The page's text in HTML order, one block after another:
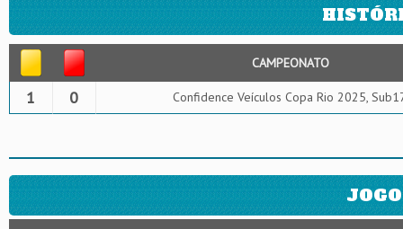
CAMPEONATO
1 0 Confidence Veículos Copa Rio 2025,